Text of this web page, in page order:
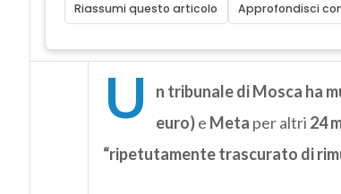
Riassumi questo articolo Approfondisci
U n tribunale di Mosca ha
euro)e Meta per altri 24
“ripetutamente trascurato di